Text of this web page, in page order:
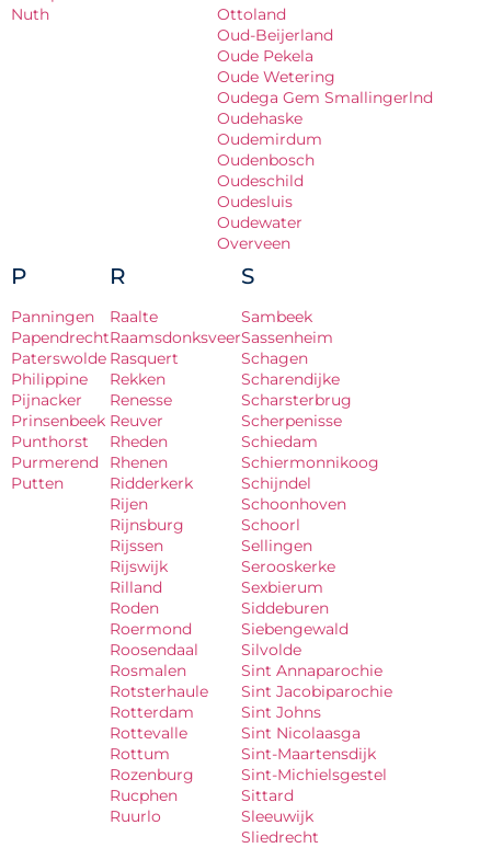
Nuth
Ottoland
Oud-Beijerland
Oude Pekela
Oude Wetering
Oudega Gem Smallingerlnd
Oudehaske
Oudemirdum
Oudenbosch
Oudeschild
Oudesluis
Oudewater
Overveen
P
Panningen
Papendrecht
Paterswolde
Philippine
Pijnacker
Prinsenbeek
Punthorst
Purmerend
Putten
R
Raalte
Raamsdonksveer
Rasquert
Rekken
Renesse
Reuver
Rheden
Rhenen
Ridderkerk
Rijen
Rijnsburg
Rijssen
Rijswijk
Rilland
Roden
Roermond
Roosendaal
Rosmalen
Rotsterhaule
Rotterdam
Rottevalle
Rottum
Rozenburg
Rucphen
Ruurlo
S
Sambeek
Sassenheim
Schagen
Scharendijke
Scharsterbrug
Scherpenisse
Schiedam
Schiermonnikoog
Schijndel
Schoonhoven
Schoorl
Sellingen
Serooskerke
Sexbierum
Siddeburen
Siebengewald
Silvolde
Sint Annaparochie
Sint Jacobiparochie
Sint Johns
Sint Nicolaasga
Sint-Maartensdijk
Sint-Michielsgestel
Sittard
Sleeuwijk
Sliedrecht